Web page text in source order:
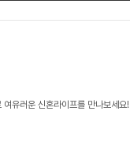
유러운 신혼라이프를 만나보세요!